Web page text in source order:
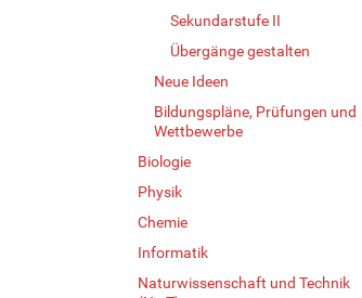
Sekundarstufe II
Übergänge gestalten
Neue Ideen
Bildungspläne, Prüfungen und
Wettbewerbe
Biologie
Physik
Chemie
Informatik
Naturwissenschaft und Technik